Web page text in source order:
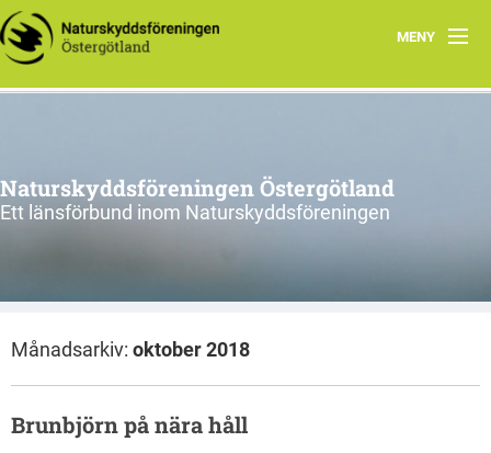
MENY
Aktuellt
Natur i Östergötland
Kretsar
Naturskyddsföreningen Östergötland
Ett länsförbund inom Naturskyddsföreningen
Månadsarkiv: oktober 2018
Brunbjörn på nära håll